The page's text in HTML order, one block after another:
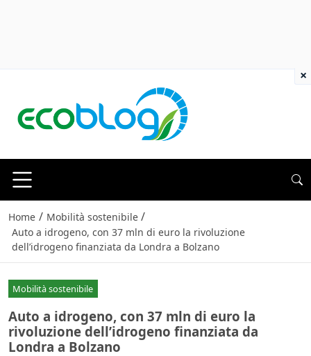
Home / Mobilità sostenibile /
Auto a idrogeno, con 37 mln di euro la rivoluzione
dell’idrogeno finanziata da Londra a Bolzano
Mobilità sostenibile
Auto a idrogeno, con 37 mln di euro la
rivoluzione dell’idrogeno finanziata da
Londra a Bolzano
×